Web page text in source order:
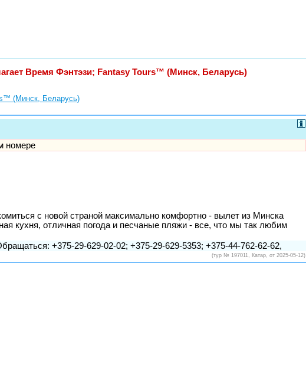
Время Фэнтэзи; Fantasy Tours™ (Минск, Беларусь)
(Минск, Беларусь)
номере
с новой страной максимально комфортно - вылет из Минска
кухня, отличная погода и песчаные пляжи - все, что мы так любим
+375-29-629-02-02; +375-29-629-5353; +375-44-762-62-62,
(тур № 197011, Катар, от 2025-05-12)